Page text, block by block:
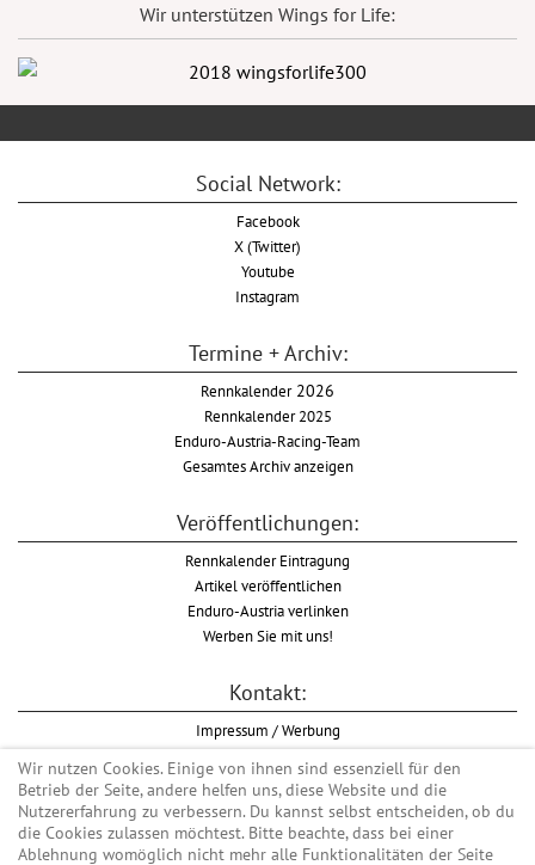
Wir unterstützen Wings for Life:
Social Network:
Facebook
X (Twitter)
Youtube
Instagram
Termine + Archiv:
Rennkalender2026
Rennkalender 2025
Enduro-Austria-Racing-Team
Gesamtes Archiv anzeigen
Veröffentlichungen:
Rennkalender Eintragung
Artikel veröffentlichen
Enduro-Austria verlinken
Werben Sie mit uns!
Kontakt:
Impressum / Werbung
Datenschutzinformation
Informationspflicht WKO
AGB
Wir nutzen Cookies. Einige von ihnen sind essenziell für den
Betrieb der Seite, andere helfen uns, diese Website und die
Nutzererfahrung zu verbessern. Du kannst selbst entscheiden, ob du
die Cookies zulassen möchtest. Bitte beachte, dass bei einer
Ablehnung womöglich nicht mehr alle Funktionalitäten der Seite